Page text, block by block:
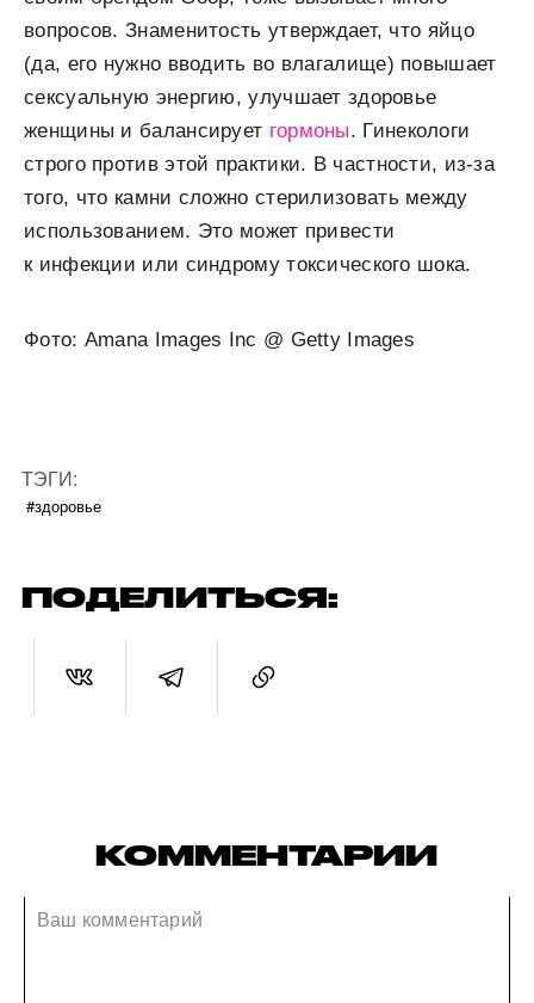
вопросов. Знаменитость утверждает, что яйцо
(да, его нужно вводить во влагалище) повышает
сексуальную энергию, улучшает здоровье
женщины и балансирует гормоны. Гинекологи
строго против этой практики. В частности, из-за
того, что камни сложно стерилизовать между
использованием. Это может привести
к инфекции или синдрому токсического шока.
Фото: Amana Images Inc @ Getty Images
ТЭГИ:
#здоровье
ПОДЕЛИТЬСЯ:
КОММЕНТАРИИ